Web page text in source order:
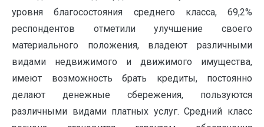
уровня благосостояния среднего класса, 69,2%
респондентов отметили улучшение своего
материального положения, владеют различными
видами недвижимого и движимого имущества,
имеют возможность брать кредиты, постоянно
делают денежные сбережения, пользуются
различными видами платных услуг. Средний класс